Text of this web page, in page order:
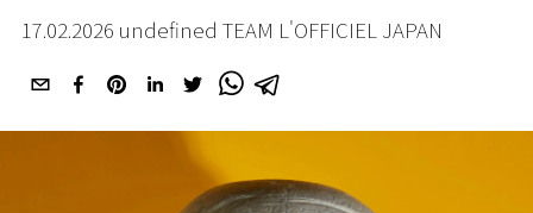
17.02.2026 undefined TEAM L'OFFICIEL JAPAN